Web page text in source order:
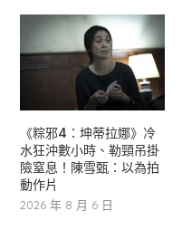
《粽邪4：坤蒂拉娜》冷
水狂沖數小時、勒頸吊掛
險窒息！陳雪甄：以為拍
動作片
2026 年 8 月 6 日